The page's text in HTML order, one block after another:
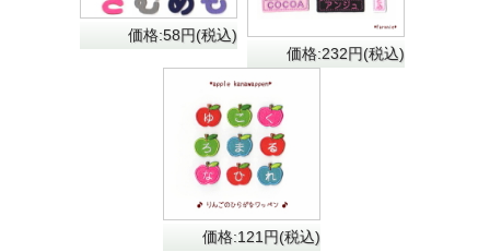
価格:58円(税込)
価格:232円(税込)
価格:121円(税込)